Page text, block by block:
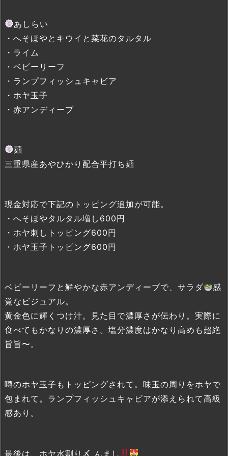
あしらい
・へそほやとキウイと菜花のタルタル
・ライム
・ベビーリーフ
・ランプフィッシュキャビア
・ホヤ玉子
・赤アンディーブ
麺
三重県産あやひかり配合平打ち麺
現金対応で下記のトッピング追加が可能。
・へそほやタルタル増し600円
・ホヤ刺しトッピング600円
・ホヤ玉子トッピング600円
ベビーリーフと鮮やかな赤アンディーブで、サラダ
感
覚なビジュアル。
黄金色に輝くつけ汁。見た目で濃厚さが伝わり。実際に
食べてもかなりの濃厚さ。塩分濃度はかなり高めも超絶
旨旨〜。
噂のホヤ玉子もトッピングされて。味玉の周りをホヤで
包まれて。ランプフィッシュキャビアが添えられて高級
感あり。
最後は、ホヤ水割り〆 んまし